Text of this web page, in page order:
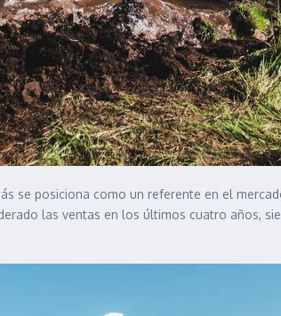
se posiciona como un referente en el
las ventas en los últimos cuatro años,